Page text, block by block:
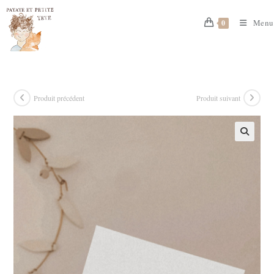
Skip
content
0 Menu
Produit précédent Produit suivant